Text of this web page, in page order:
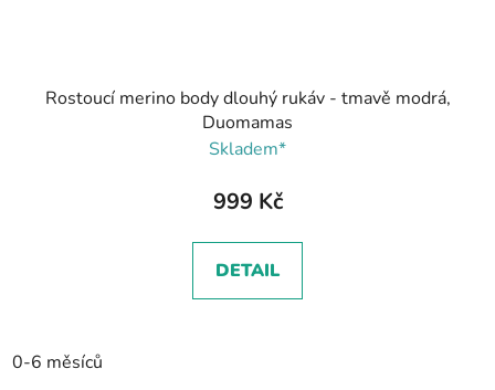
Rostoucí merino body dlouhý rukáv - tmavě modrá,
Duomamas
Skladem*
999 Kč
DETAIL
0-6 měsíců